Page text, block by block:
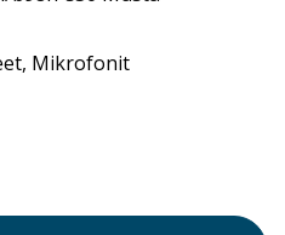
, Mikrofonit